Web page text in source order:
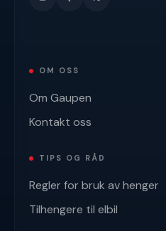
OM OSS
Om Gaupen
Kontakt oss
TIPS OG RÅD
Regler for bruk av henger
Tilhengere til elbil